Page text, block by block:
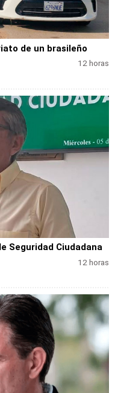
de un brasileño
12 horas
Seguridad Ciudadana
12 horas